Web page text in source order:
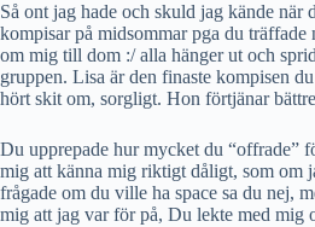
Så ont jag hade och skuld jag kände
kompisar på midsommar pga du
om mig till dom :/ alla hänger ut och
gruppen. Lisa är den finaste kompisen
hört skit om, sorgligt. Hon förtjänar
Du upprepade hur mycket du “offrade”
mig att känna mig riktigt dåligt, som om
frågade om du ville ha space sa du nej,
mig att jag var för på, Du lekte med mig